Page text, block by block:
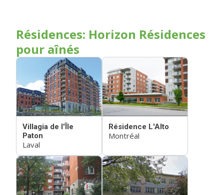
Résidences: Horizon Résidences
pour aînés
Villagia de l'Île
Paton
Laval
Résidence L'Alto
Montréal